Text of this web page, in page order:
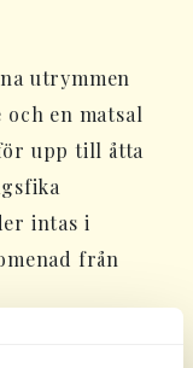
utrymmen
en matsal
upp till åtta
intas i
från